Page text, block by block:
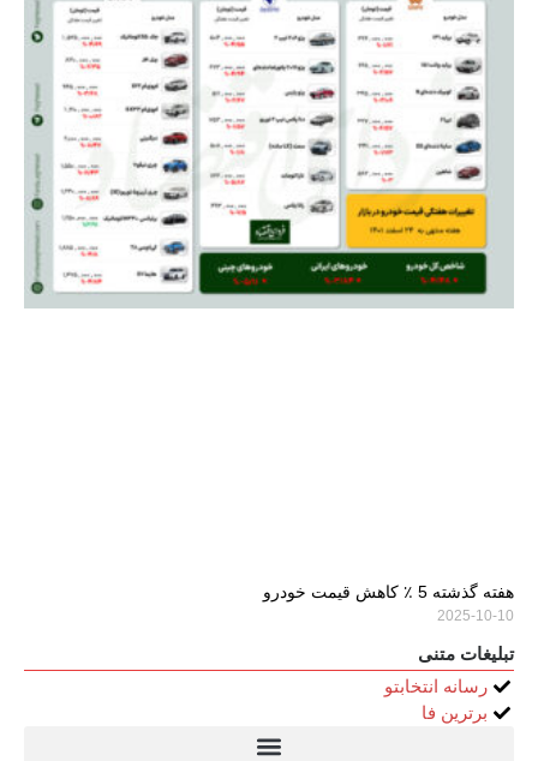
هفته گذشته 5 ٪ کاهش قیمت خودرو
2025-10-10
تبلیغات متنی
رسانه انتخابتو
برترین فا